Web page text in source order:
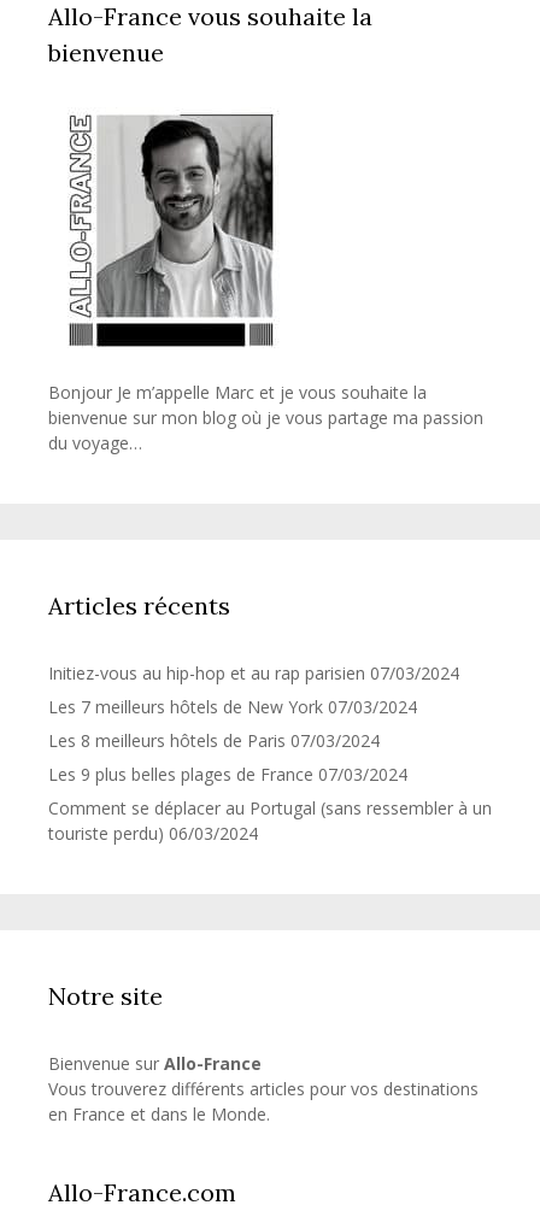
Allo-France vous souhaite la
bienvenue
Bonjour Je m’appelle Marc et je vous souhaite la
bienvenue sur mon blog où je vous partage ma passion
du voyage…
Articles récents
Initiez-vous au hip-hop et au rap parisien 07/03/2024
Les 7 meilleurs hôtels de New York 07/03/2024
Les 8 meilleurs hôtels de Paris 07/03/2024
Les 9 plus belles plages de France 07/03/2024
Comment se déplacer au Portugal (sans ressembler à un
touriste perdu) 06/03/2024
Notre site
Bienvenue sur Allo-France
Vous trouverez différents articles pour vos destinations
en France et dans le Monde.
Allo-France.com